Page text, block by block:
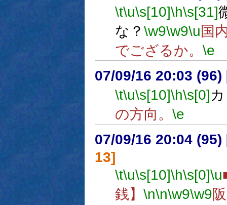
\t\u\s[10]\h\s[31]
な？ \w9\w9\u国
でござるか。 \e
07/09/16 20:03 (96)
\t\u\s[10]\h\s[0]
の方向。 \e
07/09/16 20:04 (95)
13]
\t\u\s[10]\h\s[0]\u
銭】 \n\n\w9\w9